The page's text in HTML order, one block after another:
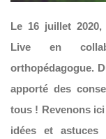
Le 16 juillet
Live en
orthopédagogue.
apporté des
tous ! Revenons
idées et